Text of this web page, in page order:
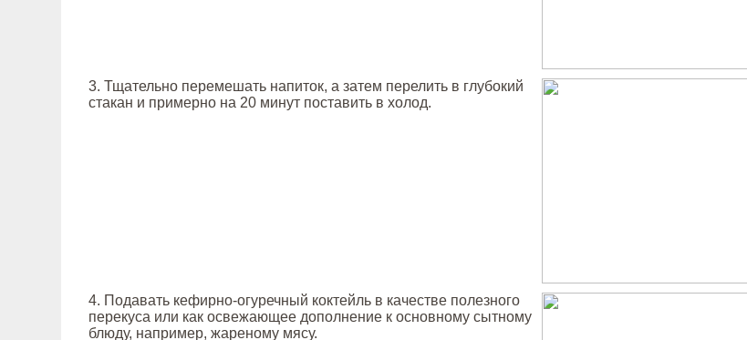
3. Тщательно перемешать напиток, а затем перелить в глубокий
стакан и примерно на 20 минут поставить в холод.
4. Подавать кефирно-огуречный коктейль в качестве полезного
перекуса или как освежающее дополнение к основному сытному
блюду, например, жареному мясу.